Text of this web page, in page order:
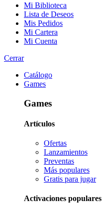
Mi Biblioteca
Lista de Deseos
Mis Pedidos
Mi Cartera
Mi Cuenta
Cerrar
Catálogo
Games
Games
Artículos
Ofertas
Lanzamientos
Preventas
Más populares
Gratis para jugar
Activaciones populares